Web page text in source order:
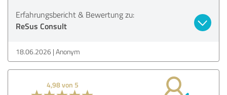
Erfahrungsbericht & Bewertung zu:
ReSus Consult
18.06.2026 Anonym
4,98 von 5